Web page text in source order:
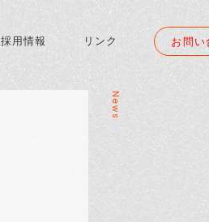
採用情報 リンク お問い
News